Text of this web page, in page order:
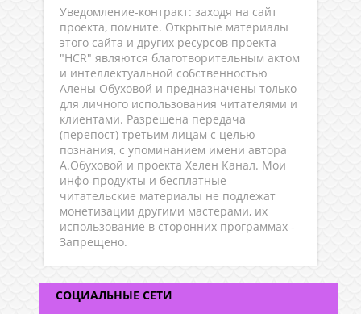
Уведомление-контракт: заходя на сайт
проекта, помните. Открытые материалы
этого сайта и других ресурсов проекта
"HCR" являются благотворительным актом
и интеллектуальной собственностью
Алены Обуховой и предназначены только
для личного использования читателями и
клиентами. Разрешена передача
(перепост) третьим лицам с целью
познания, с упоминанием имени автора
А.Обуховой и проекта Хелен Канал. Мои
инфо-продукты и бесплатные
читательские материалы не подлежат
монетизации другими мастерами, их
использование в сторонних программах -
Запрещено.
СОЦИАЛЬНЫЕ СЕТИ